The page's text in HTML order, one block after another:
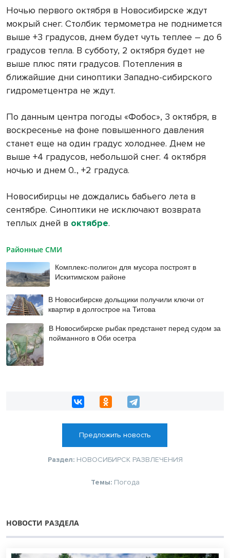
Ночью первого октября в Новосибирске ждут
мокрый снег. Столбик термометра не поднимется
выше +3 градусов, днем будет чуть теплее – до 6
градусов тепла. В субботу, 2 октября будет не
выше плюс пяти градусов. Потепления в
ближайшие дни синоптики Западно-сибирского
гидрометцентра не ждут.
По данным центра погоды «Фобос», 3 октября, в
воскресенье на фоне повышенного давления
станет еще на один градус холоднее. Днем не
выше +4 градусов, небольшой снег. 4 октября
ночью и днем 0.., +2 градуса.
Новосибирцы не дождались бабьего лета в
сентябре. Синоптики не исключают возврата
теплых дней в октябре.
Районные СМИ
Комплекс-полигон для мусора построят в
Искитимском районе
В Новосибирске дольщики получили ключи от
квартир в долгострое на Титова
В Новосибирске рыбак предстанет перед судом за
пойманного в Оби осетра
Предложить новость
Раздел: НОВОСИБИРСК РАЗВЛЕЧЕНИЯ
Темы: Погода
НОВОСТИ РАЗДЕЛА